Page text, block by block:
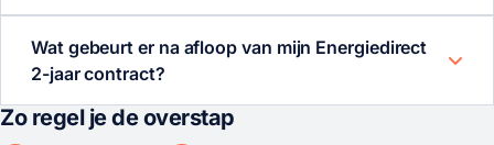
Wat gebeurt er na afloop van mijn Energiedirect
2-jaar contract?
Zo regel je de overstap